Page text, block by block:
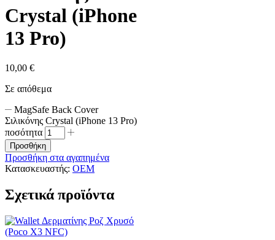
Crystal (iPhone
13 Pro)
10,00 €
Σε απόθεμα
MagSafe Back Cover
Σιλικόνης Crystal (iPhone 13 Pro)
ποσότητα
Προσθήκη
Προσθήκη στα αγαπημένα
Κατασκευαστής: OEM
Σχετικά προϊόντα